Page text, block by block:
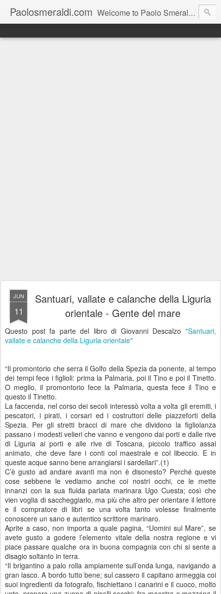
Paolosmeraldi.com Welcome to Paolo Smeraldi's website, online since 2002. Consigliere comunale a Sestri Levante.
JUN
11
Santuari, vallate e calanche della Liguria
orientale - Gente del mare
Questo post fa parte del libro di Giovanni Descalzo "Santuari,
vallate e calanche della Liguria orientale"
“Il promontorio che serra il Golfo della Spezia da ponente, al tempo
dei tempi fece i figlioli: prima la Palmaria, poi il Tino e poi il Tinetto.
O meglio, il promontorio fece la Palmaria, questa fece il Tino e
questo il Tinetto.
La faccenda, nel corso dei secoli interessò volta a volta gli eremiti, i
pescatori, i pirati, i corsari ed i costruttori delle piazzeforti della
Spezia. Per gli stretti bracci di mare che dividono la figliolanza
passano i modesti velieri che vanno e vengono dai porti e dalle rive
di Liguria ai porti e alle rive di Toscana, piccolo traffico assai
animato, che deve fare i conti col maestrale e col libeccio. E in
queste acque sanno bene arrangiarsi i sardellari”.(1)
C’è gusto ad andare avanti ma non è disonesto? Perché queste
cose sebbene le vediamo anche coi nostri occhi, ce le mette
innanzi con la sua fluida parlata marinara Ugo Cuesta; così che
vien voglia di saccheggiarlo, ma più che altro per orientare il lettore
e il compratore di libri se una volta tanto volesse finalmente
conoscere un sano e autentico scrittore marinaro.
Aprite a caso, non importa a quale pagina, “Uomini sul Mare”, se
avete gusto a godere l’elemento vitale della nostra regione e vi
piace passare qualche ora in buona compagnia con chi si sente a
disagio soltanto in terra.
“Il brigantino a palo rolla ampiamente sull’onda lunga, navigando a
gran lasco. A bordo tutto bene; sul cassero il capitano armeggia coi
suoi ingredienti da fotografo, fischiettano i canarini e il cuoco, molto